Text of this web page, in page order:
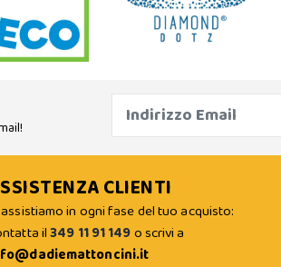
CLIENTI
in ogni fase del tuo acquisto:
il349 11 91 149o scrivi a